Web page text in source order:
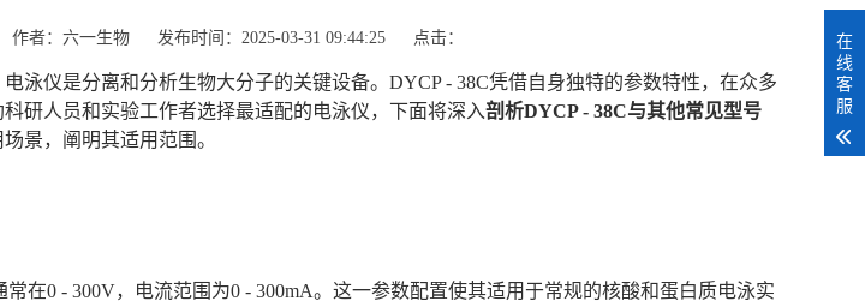
作者：六一生物 发布时间：2025-03-31 09:44:25 点击：
泳仪是分离和分析生物大分子的关键设备。DYCP - 38C凭借自身独特的参数特性，在众多
研人员和实验工作者选择最适配的电泳仪，下面将深入剖析DYCP - 38C与其他常见型号
景，阐明其适用范围。
在0 - 300V，电流范围为0 - 300mA。这一参数配置使其适用于常规的核酸和蛋白质电泳实
在
线
客
服